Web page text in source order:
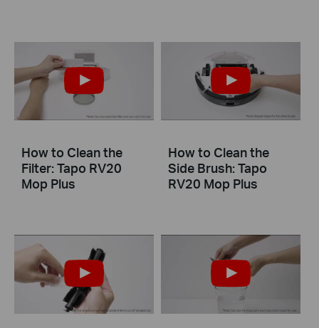
How to Clean the
Filter: Tapo RV20
Mop Plus
How to Clean the
Side Brush: Tapo
RV20 Mop Plus